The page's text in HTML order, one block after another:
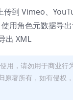
到 Vimeo、
用角色元数据导
出 XML
用，请勿用于商业行
原著所有，如有侵权